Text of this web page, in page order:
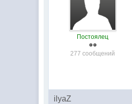
Постоялец
277 сообщений
ilyaZ